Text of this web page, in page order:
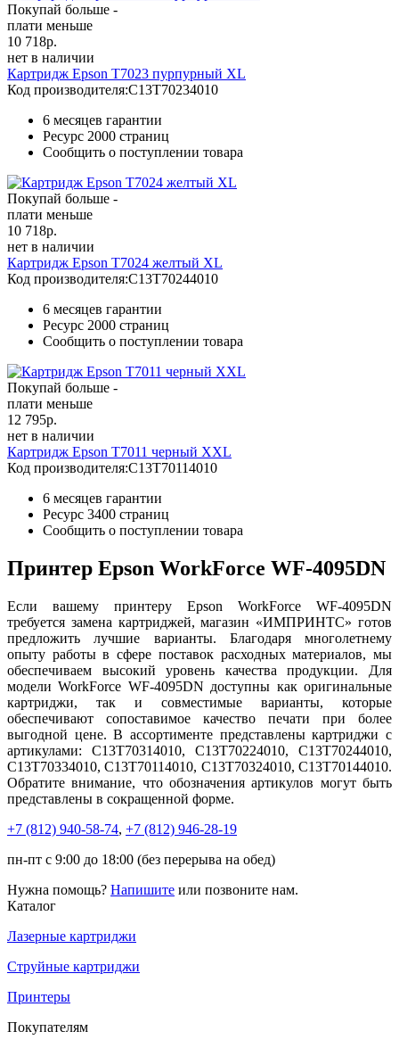
Покупай больше -
плати меньше
10 718р.
нет в наличии
Картридж Epson T7023 пурпурный XL
Код производителя:C13T70234010
6 месяцев гарантии
Ресурс 2000 страниц
Сообщить о поступлении товара
Покупай больше -
плати меньше
10 718р.
нет в наличии
Картридж Epson T7024 желтый XL
Код производителя:C13T70244010
6 месяцев гарантии
Ресурс 2000 страниц
Сообщить о поступлении товара
Покупай больше -
плати меньше
12 795р.
нет в наличии
Картридж Epson T7011 черный XXL
Код производителя:C13T70114010
6 месяцев гарантии
Ресурс 3400 страниц
Сообщить о поступлении товара
Принтер Epson WorkForce WF-4095DN
Если вашему принтеру Epson WorkForce WF-4095DN
требуется замена картриджей, магазин «ИМПРИНТС» готов
предложить лучшие варианты. Благодаря многолетнему
опыту работы в сфере поставок расходных материалов, мы
обеспечиваем высокий уровень качества продукции. Для
модели WorkForce WF-4095DN доступны как оригинальные
картриджи, так и совместимые варианты, которые
обеспечивают сопоставимое качество печати при более
выгодной цене. В ассортименте представлены картриджи с
артикулами: C13T70314010, C13T70224010, C13T70244010,
C13T70334010, C13T70114010, C13T70324010, C13T70144010.
Обратите внимание, что обозначения артикулов могут быть
представлены в сокращенной форме.
+7 (812) 940-58-74, +7 (812) 946-28-19
пн-пт с 9:00 до 18:00 (без перерыва на обед)
Нужна помощь? Напишите или позвоните нам.
Каталог
Лазерные картриджи
Струйные картриджи
Принтеры
Покупателям